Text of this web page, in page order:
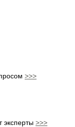
>>>
эксперты >>>